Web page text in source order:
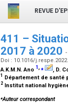
REVUE
411 –
2017 à 2020
Doi : 10.1016/
A.K.M.N. Ano 1,⁎ , D.
1 Département de santé
2 Institut national
⁎Auteur correspondant